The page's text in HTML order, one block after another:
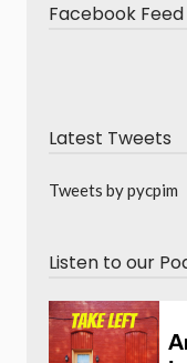
Facebook Feed
Latest Tweets
Tweets by pycpim
Listen to our